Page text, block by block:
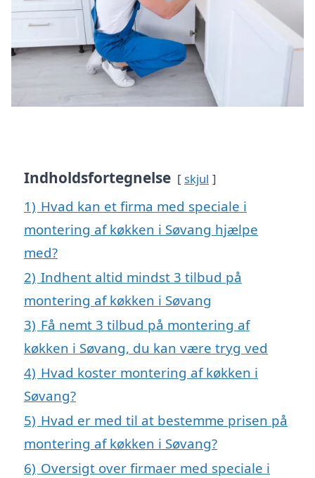
Indholdsfortegnelse skjul
1) Hvad kan et firma med speciale i
montering af køkken i Søvang hjælpe
med?
2) Indhent altid mindst 3 tilbud på
montering af køkken i Søvang
3) Få nemt 3 tilbud på montering af
køkken i Søvang, du kan være tryg ved
4) Hvad koster montering af køkken i
Søvang?
5) Hvad er med til at bestemme prisen på
montering af køkken i Søvang?
6) Oversigt over firmaer med speciale i